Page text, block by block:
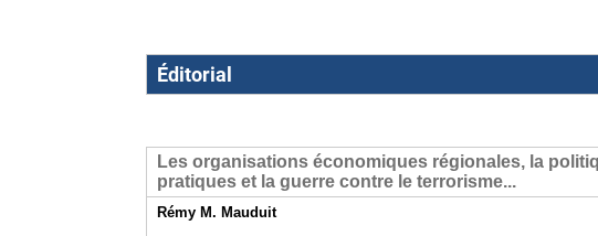
Éditorial
Les organisations économiques régionales, la
pratiques et la guerre contre le terrorisme...
Rémy M. Mauduit